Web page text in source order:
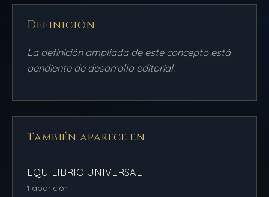
Definición
La definición ampliada de este concepto está
pendiente de desarrollo editorial.
También aparece en
EQUILIBRIO UNIVERSAL
1 aparición